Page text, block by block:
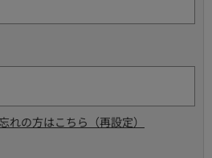
れの方はこちら（再設定）